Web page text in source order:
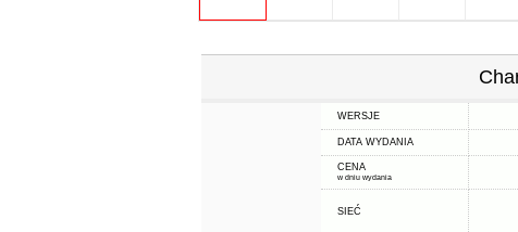
WERSJE
DATA WYDANIA
CENA
w dniu wydania
SIEĆ